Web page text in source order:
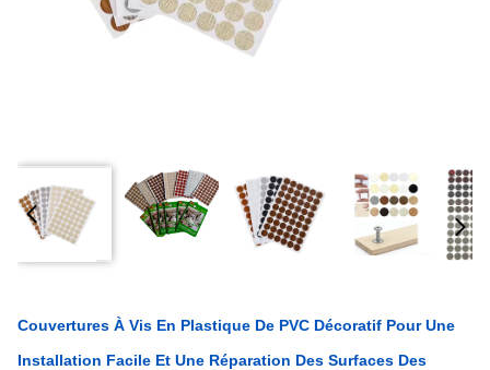
Couvertures À Vis En Plastique De PVC Décoratif Pour Une
Installation Facile Et Une Réparation Des Surfaces Des